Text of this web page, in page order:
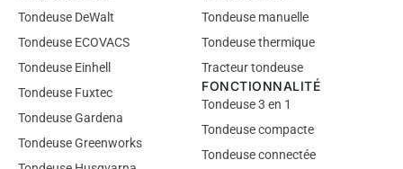
Tondeuse DeWalt
Tondeuse ECOVACS
Tondeuse Einhell
Tondeuse Fuxtec
Tondeuse Gardena
Tondeuse Greenworks
Tondeuse manuelle
Tondeuse thermique
Tracteur tondeuse
FONCTIONNALITÉ
Tondeuse 3 en 1
Tondeuse compacte
Tondeuse connectée